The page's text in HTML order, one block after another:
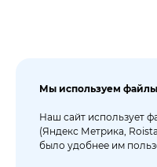
Мы используем
Наш сайт использует
(Яндекс Метрика,
было удобнее им